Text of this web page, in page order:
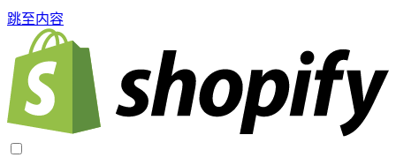
跳至内容